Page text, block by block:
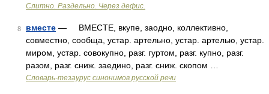
Слитно. Раздельно. Через дефис.
8 вместе — ВМЕСТЕ, вкупе, заодно, коллективно,
совместно, сообща, устар. артельно, устар. артелью, устар.
миром, устар. совокупно, разг. гуртом, разг. купно, разг.
разом, разг. сниж. заедино, разг. сниж. скопом …
Словарь-тезаурус синонимов русской речи